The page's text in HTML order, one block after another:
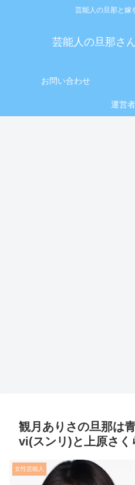
芸能人の旦那と嫁
芸能人の旦那さ
お問い合わせ
運営
観月ありさの旦那は
vi(スンリ)と上原さく
女性芸能人